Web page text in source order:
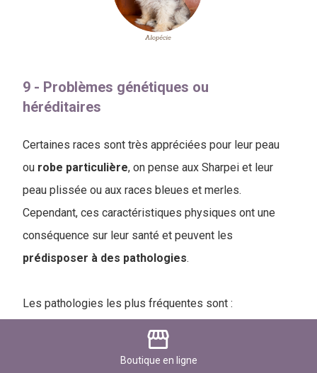
9 - Problèmes génétiques ou
héréditaires
Certaines races sont très appréciées pour leur peau
ou robe particulière, on pense aux Sharpei et leur
peau plissée ou aux races bleues et merles.
Cependant, ces caractéristiques physiques ont une
conséquence sur leur santé et peuvent les
prédisposer à des pathologies.
Les pathologies les plus fréquentes sont :
storefront
Boutique en ligne